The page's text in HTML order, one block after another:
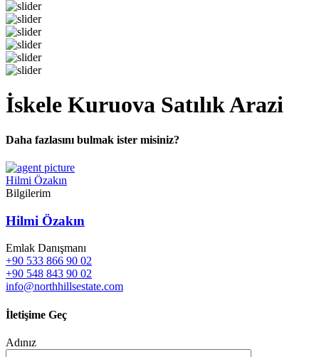
İskele Kuruova Satılık Arazi
Daha fazlasını bulmak ister misiniz?
Hilmi Özakın
Bilgilerim
Hilmi Özakın
Emlak Danışmanı
+90 533 866 90 02
+90 548 843 90 02
info@northhillsestate.com
İletişime Geç
Adınız